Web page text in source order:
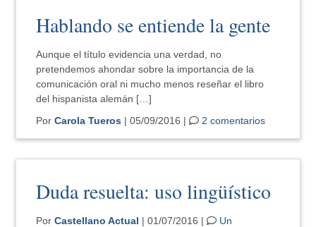
Hablando se entiende la gente
Aunque el título evidencia una verdad, no
pretendemos ahondar sobre la importancia de la
comunicación oral ni mucho menos reseñar el libro
del hispanista alemán […]
PorCarola Tueros | 05/09/2016 | 2 comentarios
Duda resuelta: uso lingüístico
PorCastellano Actual | 01/07/2016 | Un